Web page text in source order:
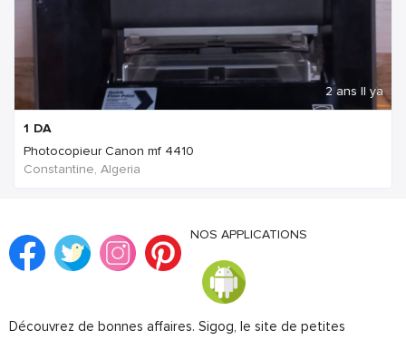
2 ans Il ya
1 DA
Photocopieur Canon mf 4410
Constantine, Algeria
NOS APPLICATIONS
Découvrez de bonnes affaires. Sigog, le site de petites